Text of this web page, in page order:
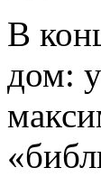
В
дом: